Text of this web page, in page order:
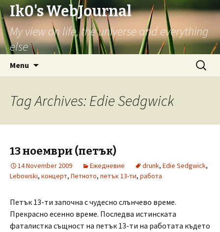
Ik0's WebJournal
My view on life, the universe and everything
else
Menu
Search
for:
Tag Archives: Edie Sedgwick
13 ноември (петък)
14 November 2009 Ежедневие drunk, Edie Sedgwick,
Lebowski, концерт, Петното, петък 13-ти, работа
Петък 13-ти започна с чудесно слънчево време.
Прекрасно есенно време. Последва истинската
фаталистка същност на петък 13-ти на работата където